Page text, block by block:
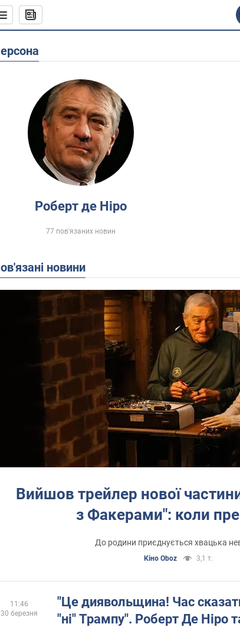
Персона
Роберт де Ніро
77 пов'язаних новин
Пов'язані новини
Вийшов трейлер нової
з Факерами": коли
До родини приєднується хвацька
Кіно Oboz 3,1 т.
"Це диявольщина! Час
"ні" Трампу". Роберт Де Ніро
11:46
30 березня